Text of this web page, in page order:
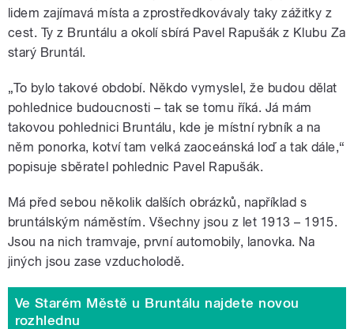
lidem zajímavá místa a zprostředkovávaly taky zážitky z
cest. Ty z Bruntálu a okolí sbírá Pavel Rapušák z Klubu Za
starý Bruntál.
„To bylo takové období. Někdo vymyslel, že budou dělat
pohlednice budoucnosti – tak se tomu říká. Já mám
takovou pohlednici Bruntálu, kde je místní rybník a na
něm ponorka, kotví tam velká zaoceánská loď a tak dále,“
popisuje sběratel pohlednic Pavel Rapušák.
Má před sebou několik dalších obrázků, například s
bruntálským náměstím. Všechny jsou z let 1913 – 1915.
Jsou na nich tramvaje, první automobily, lanovka. Na
jiných jsou zase vzducholodě.
Ve Starém Městě u Bruntálu najdete novou
rozhlednu